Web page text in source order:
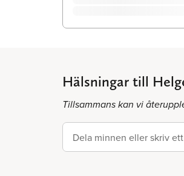
Hälsningar till
Tillsammans kan vi
Dela minnen eller skriv